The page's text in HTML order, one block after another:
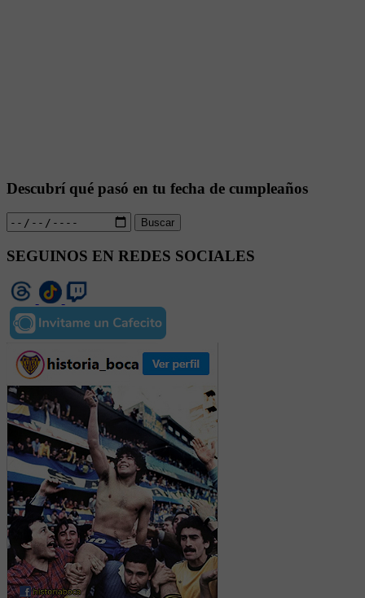
Descubrí qué pasó en tu fecha de cumpleaños
Buscar
SEGUINOS EN REDES SOCIALES